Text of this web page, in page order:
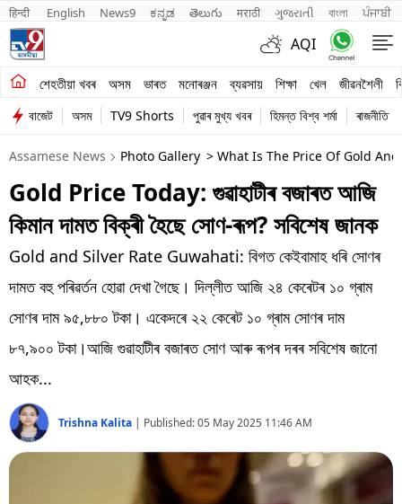
हिन्दी English News9 ಕನ್ನಡ తెలుగు मराठी ગુજરાતી বাংলা ਪੰਜਾਬੀ
AQI
শেহতীয়া খবৰ অসম ভাৰত মনোৰঞ্জন ব্যৱসায় শিক্ষা খেল জীৱনশৈলী
শেহতীয়া খবৰ
অসম
ভাৰত
মনোৰঞ্জন
শিক্ষা
খেল
বিশ্ব
প্ৰযুক্তি
বাজেট অসম TV9 Shorts পুৱাৰ মুখ্য খবৰ হিমন্ত বিশ্ব শৰ্মা ৰাজনীতি
Assamese News Photo Gallery > What Is The Price Of Gold
Gold Price Today: গুৱাহাটীৰ বজাৰত আজি
কিমান দামত বিক্ৰী হৈছে সোণ-ৰূপ? সবিশেষ জানক
Gold and Silver Rate Guwahati: বিগত কেইবামাহ ধৰি সোণৰ
দামত বহু পৰিৱৰ্তন হোৱা দেখা গৈছে। দিল্লীত আজি ২৪ কেৰেটৰ ১০ গ্ৰাম
সোণৰ দাম ৯৫,৮৮০ টকা। একেদৰে ২২ কেৰেট ১০ গ্ৰাম সোণৰ দাম
৮৭,৯০০ টকা।আজি গুৱাহাটীৰ বজাৰত সোণ আৰু ৰূপৰ দৰৰ সবিশেষ জানো
আহক...
Trishna Kalita | Published:05 May 2025 11:46 AM